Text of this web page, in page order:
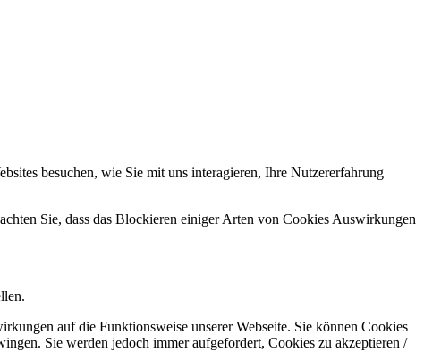
besuchen, wie Sie mit uns interagieren, Ihre Nutzererfahrung
Sie, dass das Blockieren einiger Arten von Cookies Auswirkungen
auf die Funktionsweise unserer Webseite. Sie können Cookies
Sie werden jedoch immer aufgefordert, Cookies zu akzeptieren /